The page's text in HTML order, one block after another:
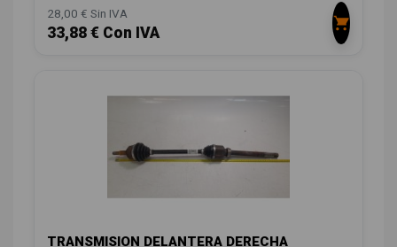
28,00 € Sin IVA
33,88 € Con IVA
TRANSMISION DELANTERA DERECHA